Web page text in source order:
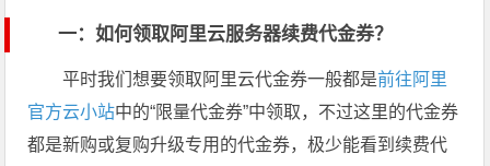
一：如何领取阿里云服务器续费代金券？
平时我们想要领取阿里云代金券一般都是前往阿里
官方云小站中的“限量代金券”中领取，不过这里的代金券
都是新购或复购升级专用的代金券，极少能看到续费代